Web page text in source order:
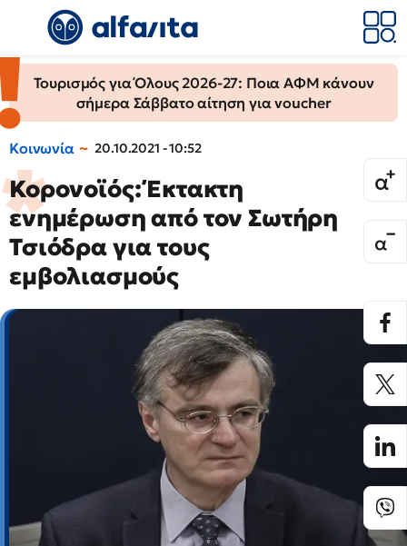
Τουρισμός για Όλους 2026-27: Ποια ΑΦΜ κάνουν
σήμερα Σάββατο αίτηση για voucher
Κοινωνία 20.10.2021 - 10:52
Κορονοϊός: Έκτακτη
ενημέρωση από τον Σωτήρη
Τσιόδρα για τους
εμβολιασμούς